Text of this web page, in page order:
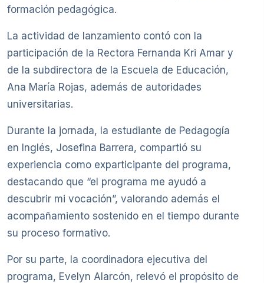
formación pedagógica.
La actividad de lanzamiento contó con la
participación de la Rectora Fernanda Kri Amar y
de la subdirectora de la Escuela de Educación,
Ana María Rojas, además de autoridades
universitarias.
Durante la jornada, la estudiante de Pedagogía
en Inglés, Josefina Barrera, compartió su
experiencia como exparticipante del programa,
destacando que “el programa me ayudó a
descubrir mi vocación”, valorando además el
acompañamiento sostenido en el tiempo durante
su proceso formativo.
Por su parte, la coordinadora ejecutiva del
programa, Evelyn Alarcón, relevó el propósito de